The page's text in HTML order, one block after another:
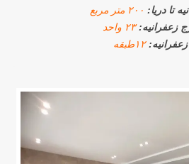
تا دریا: ۲۰۰ متر مربع
زعفرانیه: ۲۳ واحد
۱۲طبقه